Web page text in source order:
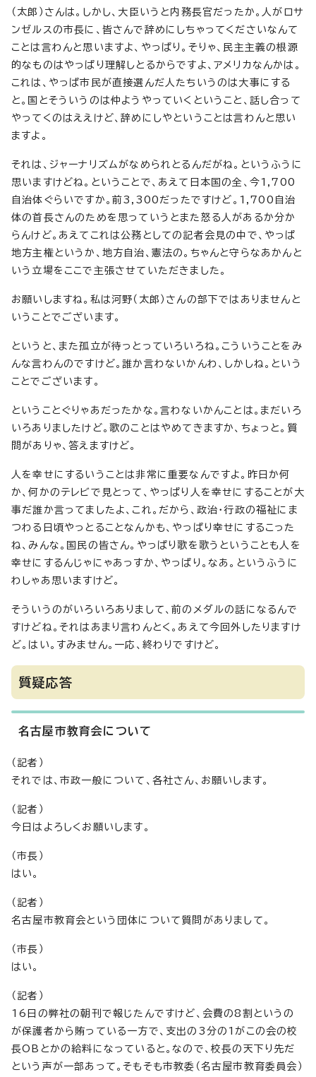
（太郎）さんは。しかし、大臣いうと内務長官だったか。人がロサ
ンゼルスの市長に、皆さんで辞めにしちゃってくださいなんて
ことは言わんと思いますよ、やっぱり。そりゃ、民主主義の根源
的なものはやっぱり理解しとるからですよ、アメリカなんかは。
これは、やっぱ市民が直接選んだ人たちいうのは大事にする
と。国とそういうのは仲ようやっていくということ、話し合って
やってくのはええけど、辞めにしやということは言わんと思い
ますよ。
それは、ジャーナリズムがなめられとるんだがね。というふうに
思いますけどね。ということで、あえて日本国の全、今1,700
自治体ぐらいですか。前3,300だったですけど。1,700自治
体の首長さんのためを思っていうとまた怒る人があるか分か
らんけど。あえてこれは公務としての記者会見の中で、やっぱ
地方主権というか、地方自治、憲法の。ちゃんと守らなあかんと
いう立場をここで主張させていただきました。
お願いしますね。私は河野（太郎）さんの部下ではありませんと
いうことでございます。
というと、また孤立が待っとっていろいろね。こういうことをみ
んな言わんのですけど。誰か言わないかんわ、しかしね。という
ことでございます。
ということぐりゃあだったかな。言わないかんことは。まだいろ
いろありましたけど。歌のことはやめてきますか、ちょっと。質
問がありゃ、答えますけど。
人を幸せにするいうことは非常に重要なんですよ。昨日か何
か、何かのテレビで見とって、やっぱり人を幸せにすることが大
事だ誰か言ってましたよ、これ。だから、政治・行政の福祉にま
つわる日頃やっとることなんかも、やっぱり幸せにするこった
ね、みんな。国民の皆さん。やっぱり歌を歌うということも人を
幸せにするんじゃにゃあっすか、やっぱり。なあ。というふうに
わしゃあ思いますけど。
そういうのがいろいろありまして、前のメダルの話になるんで
すけどね。それはあまり言わんとく。あえて今回外したりますけ
ど。はい。すみません。一応、終わりですけど。
質疑応答
名古屋市教育会について
（記者）
それでは、市政一般について、各社さん、お願いします。
（記者）
今日はよろしくお願いします。
（市長）
はい。
（記者）
名古屋市教育会という団体について質問がありまして。
（市長）
はい。
（記者）
16日の弊社の朝刊で報じたんですけど、会費の8割というの
が保護者から賄っている一方で、支出の3分の1がこの会の校
長OBとかの給料になっていると。なので、校長の天下り先だ
という声が一部あって。そもそも市教委（名古屋市教育委員会）